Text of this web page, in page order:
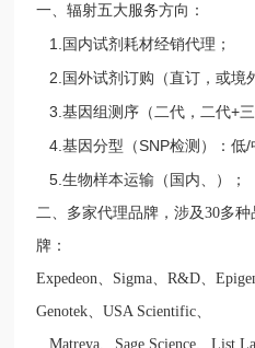
一、辐射五大服务方向：
1. 国内试剂耗材经销代理；
2. 国外试剂订购（直订，或境
3.基因组测序（二代，二代+
4.基因分型（SNP检测）：低/
5.生物样本运输（国内、）；
二、 多家代理品牌，涉及30多种
牌：
Expedeon
Sigma 、R&D 、
Genotek 、USA Scientific
Matreya
Sage Science 、List